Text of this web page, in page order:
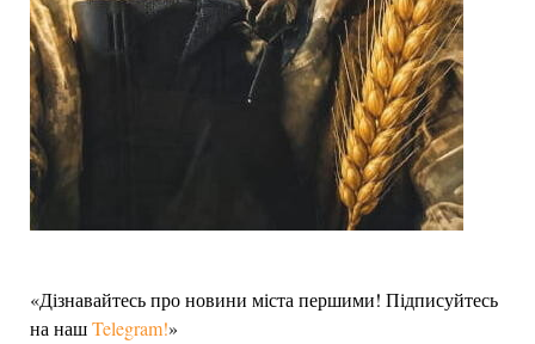
«Дізнавайтесь про новини міста першими! Підписуйтесь
на нашTelegram!»